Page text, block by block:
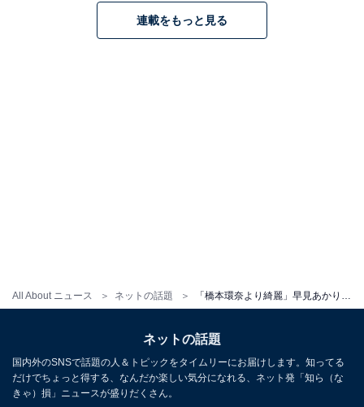
All About ニュース ネットの話題
連載をもっと見る
ネットの話題
国内外のSNSで話題の人＆トピックをタイムリーにお届けします。知ってる
だけでちょっと得する、なんだか楽しい気分になれる、ネット発「知ら（な
きゃ）損」ニュースが盛りだくさん。